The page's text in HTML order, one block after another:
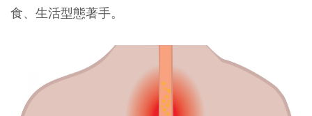
食、生活型態著手。